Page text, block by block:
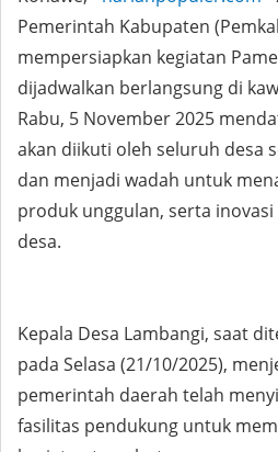
Pemerintah Kabupaten
mempersiapkan kegiatan
dijadwalkan berlangsung di
Rabu, 5 November 2025
akan diikuti oleh seluruh desa
dan menjadi wadah untuk
produk unggulan, serta
desa.
Kepala Desa Lambangi, saat
pada Selasa (21/10/2025),
pemerintah daerah telah
fasilitas pendukung untuk